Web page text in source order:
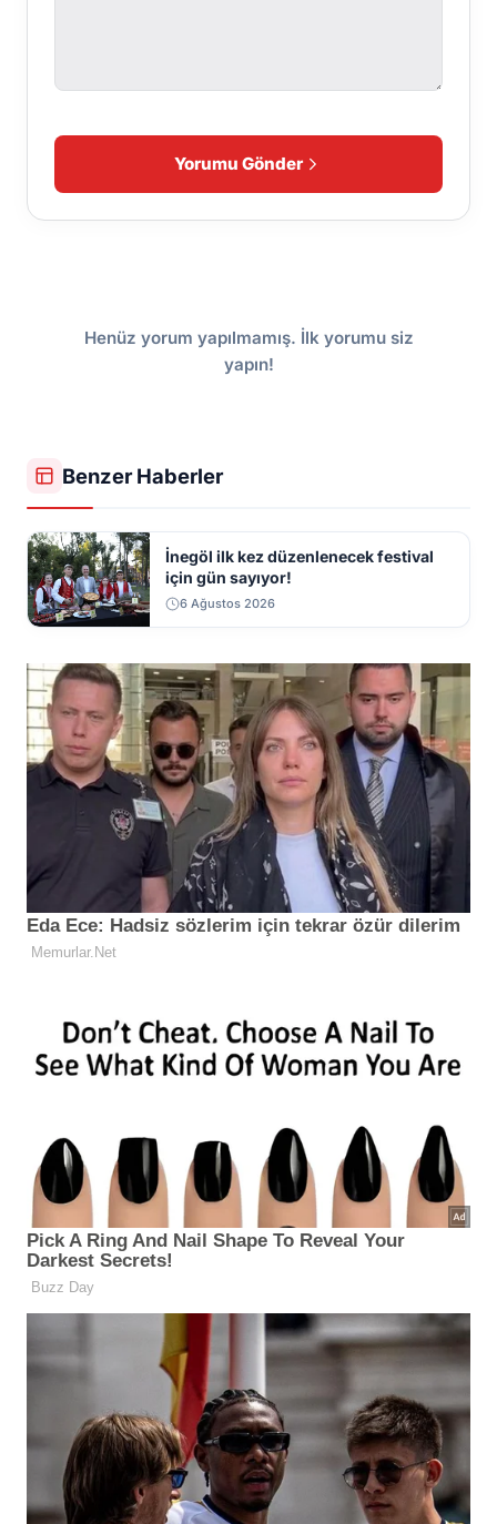
Yorumu Gönder
Henüz yorum yapılmamış. İlk yorumu siz
yapın!
Benzer Haberler
İnegöl ilk kez düzenlenecek festival
için gün sayıyor!
6 Ağustos 2026